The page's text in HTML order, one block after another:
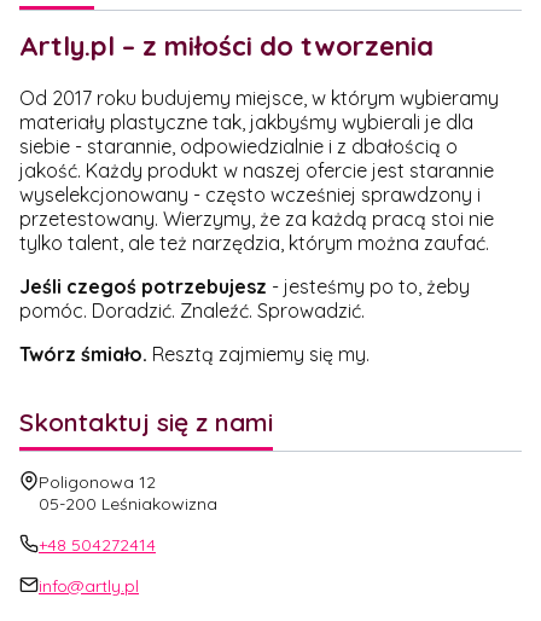
Artly.pl – z miłości do tworzenia
Od 2017 roku budujemy miejsce, w którym wybieramy
materiały plastyczne tak, jakbyśmy wybierali je dla
siebie - starannie, odpowiedzialnie i z dbałością o
jakość. Każdy produkt w naszej ofercie jest starannie
wyselekcjonowany - często wcześniej sprawdzony i
przetestowany. Wierzymy, że za każdą pracą stoi nie
tylko talent, ale też narzędzia, którym można zaufać.
Jeśli czegoś potrzebujesz - jesteśmy po to, żeby
pomóc. Doradzić. Znaleźć. Sprowadzić.
Twórz śmiało. Resztą zajmiemy się my.
Skontaktuj się z nami
Adres:
Poligonowa 12
05-200 Leśniakowizna
+48 504272414
info@artly.pl